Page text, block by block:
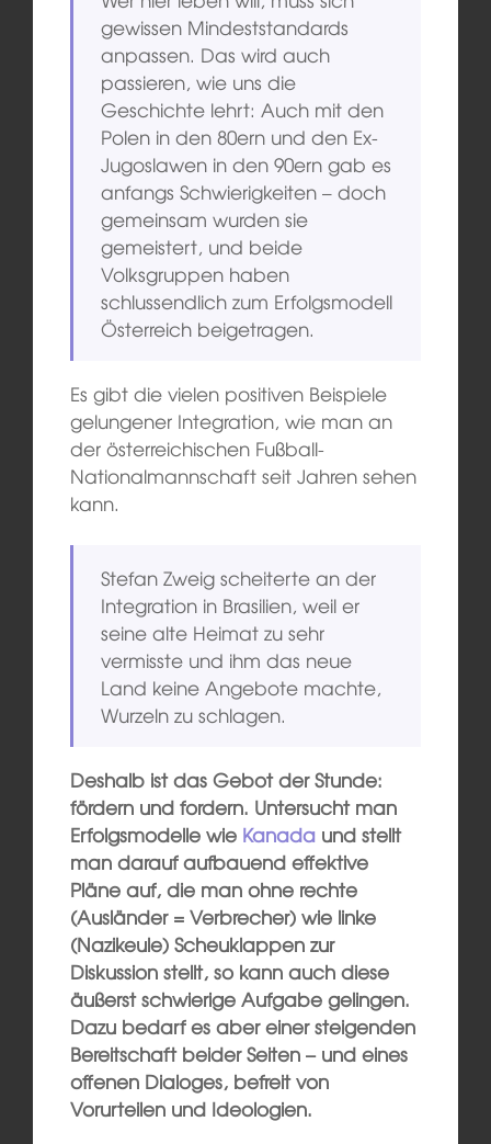
gewissen Mindeststandards
anpassen. Das wird auch
passieren, wie uns die
Geschichte lehrt: Auch mit den
Polen in den 80ern und den Ex-
Jugoslawen in den 90ern gab es
anfangs Schwierigkeiten – doch
gemeinsam wurden sie
gemeistert, und beide
Volksgruppen haben
schlussendlich zum Erfolgsmodell
Österreich beigetragen.
Es gibt die vielen positiven Beispiele
gelungener Integration, wie man an
der österreichischen Fußball-
Nationalmannschaft seit Jahren sehen
kann.
Stefan Zweig scheiterte an der
Integration in Brasilien, weil er
seine alte Heimat zu sehr
vermisste und ihm das neue
Land keine Angebote machte,
Wurzeln zu schlagen.
Deshalb ist das Gebot der Stunde:
fördern und fordern. Untersucht man
Erfolgsmodelle wie Kanadaund stellt
man darauf aufbauend effektive
Pläne auf, die man ohne rechte
(Ausländer = Verbrecher) wie linke
(Nazikeule) Scheuklappen zur
Diskussion stellt, so kann auch diese
äußerst schwierige Aufgabe gelingen.
Dazu bedarf es aber einer steigenden
Bereitschaft beider Seiten – und eines
offenen Dialoges, befreit von
Vorurteilen und Ideologien.